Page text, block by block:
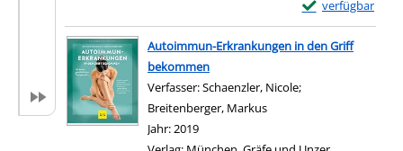
verfügbar
Exemplar-
Zum Download
Autoimmun-Erkrankungen in den Griff
bekommen
Verfasser:Schaenzler, Nicole;
Breitenberger, Markus
Jahr:2019